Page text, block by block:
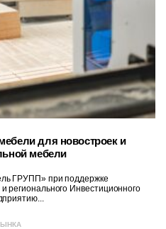
для новостроек и
мебели
ГРУПП» при поддержке
регионального Инвестиционного